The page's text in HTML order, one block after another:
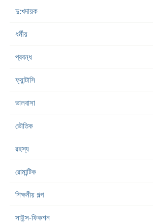
দু:খদায়ক
ধর্মীয়
প্রবন্ধ
ফ্যান্টাসি
ভালবাসা
ভৌতিক
রহস্য
রোমান্টিক
শিক্ষনীয় গল্প
সাইন্স-ফিকশন